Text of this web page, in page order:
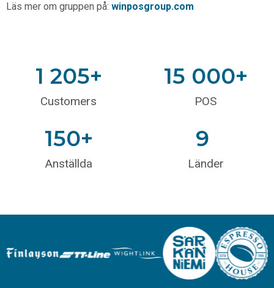
Läs mer om gruppen på: winposgroup.com
1 205+
Customers
15 000+
POS
150+
Anställda
9
Länder